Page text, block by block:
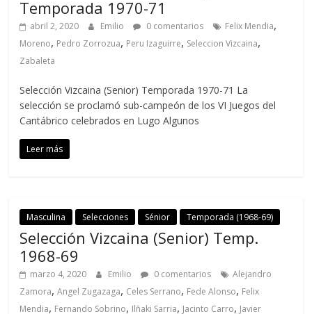
Temporada 1970-71
abril 2, 2020 Emilio 0 comentarios Felix Mendia,
Moreno, Pedro Zorrozua, Peru Izaguirre, Seleccion Vizcaina,
Zabaleta
Selección Vizcaina (Senior) Temporada 1970-71 La
selección se proclamó sub-campeón de los VI Juegos del
Cantábrico celebrados en Lugo Algunos
Leer más
Masculina Selecciones Sénior Temporada (1968-69)
Selección Vizcaina (Senior) Temp.
1968-69
marzo 4, 2020 Emilio 0 comentarios
Alejandro
Zamora,Angel Zugazaga, Celes Serrano, Fede Alonso, Felix
Mendia, Fernando Sobrino, Ilñaki Sarria, Jacinto Carro, Javier